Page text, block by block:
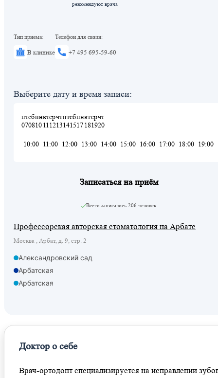
рекомендуют врача
Тип приема:
В клинике
Телефон для связи:
+7 495 695-59-60
Выберите дату и время записи:
пт
07
сб
08
пн
10
вт
11
ср
12
чт
13
пт
14
сб
15
пн
17
вт
18
ср
19
чт
20
10:00 11:00 12:00 13:00 14:00 15:00 16:00 17:00 18:00 19:00
Записаться на приём
Всего записалось 206 человек
Профессорская авторская стоматология на Арбате
Москва , Арбат, д. 9, стр. 2
Александровский сад
Арбатская
Арбатская
Доктор о себе
Врач-ортодонт специализируется на исправлении